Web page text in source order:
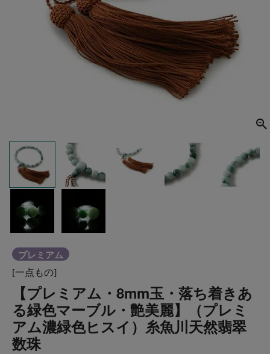
プレミアム
[一点もの]
【プレミアム・8mm玉・落ち着きあ
る緑色マーブル・艶美麗】（プレミ
アム濃緑色ヒスイ）糸魚川天然翡翠
数珠